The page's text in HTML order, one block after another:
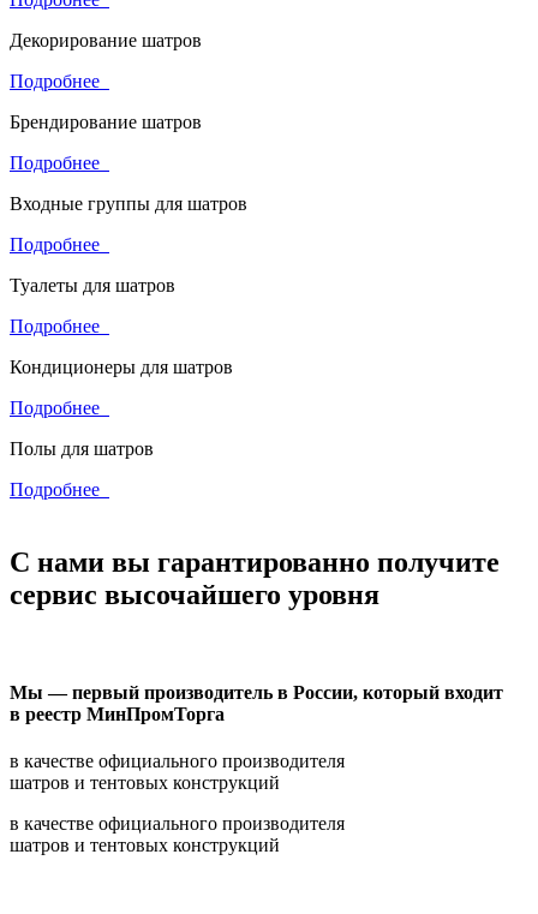
Декорирование шатров
Подробнее
Брендирование шатров
Подробнее
Входные группы для шатров
Подробнее
Туалеты для шатров
Подробнее
Кондиционеры для шатров
Подробнее
Полы для шатров
Подробнее
С нами вы гарантированно получите
сервис высочайшего уровня
Мы — первый производитель в России, который входит
в реестр МинПромТорга
в качестве официального производителя
шатров и тентовых конструкций
в качестве официального производителя
шатров и тентовых конструкций